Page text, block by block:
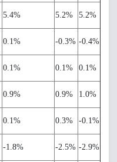
5.4% 5.2% 5.2%
0.1% -0.3% -0.4%
0.1% 0.1% 0.1%
0.9% 0.9% 1.0%
0.1% 0.3% -0.1%
-1.8% -2.5% -2.9%